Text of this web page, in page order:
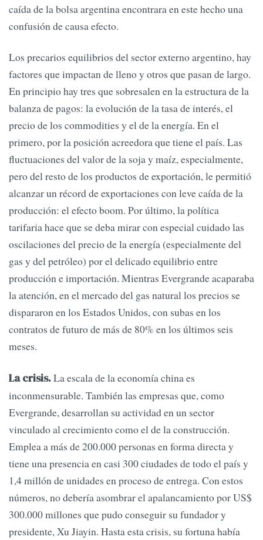
caída de la bolsa argentina encontrara en este hecho una
confusión de causa efecto.
Los precarios equilibrios del sector externo argentino, hay
factores que impactan de lleno y otros que pasan de largo.
En principio hay tres que sobresalen en la estructura de la
balanza de pagos: la evolución de la tasa de interés, el
precio de los commodities y el de la energía. En el
primero, por la posición acreedora que tiene el país. Las
fluctuaciones del valor de la soja y maíz, especialmente,
pero del resto de los productos de exportación, le permitió
alcanzar un récord de exportaciones con leve caída de la
producción: el efecto boom. Por último, la política
tarifaria hace que se deba mirar con especial cuidado las
oscilaciones del precio de la energía (especialmente del
gas y del petróleo) por el delicado equilibrio entre
producción e importación. Mientras Evergrande acaparaba
la atención, en el mercado del gas natural los precios se
dispararon en los Estados Unidos, con subas en los
contratos de futuro de más de 80% en los últimos seis
meses.
La crisis.La escala de la economía china es
inconmensurable. También las empresas que, como
Evergrande, desarrollan su actividad en un sector
vinculado al crecimiento como el de la construcción.
Emplea a más de 200.000 personas en forma directa y
tiene una presencia en casi 300 ciudades de todo el país y
1,4 millón de unidades en proceso de entrega. Con estos
números, no debería asombrar el apalancamiento por US$
300.000 millones que pudo conseguir su fundador y
presidente, Xu Jiayin. Hasta esta crisis, su fortuna había